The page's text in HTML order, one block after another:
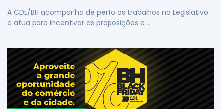
A CDL/BH acompanha de perto os trabalhos no Legislativo
e atua para incentivar as proposições e …